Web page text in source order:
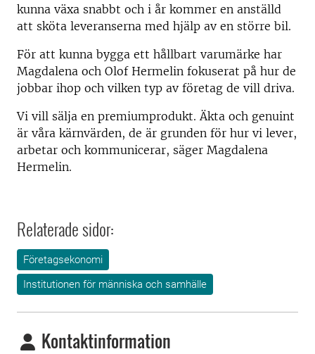
kunna växa snabbt och i år kommer en anställd
att sköta leveranserna med hjälp av en större bil.
För att kunna bygga ett hållbart varumärke har
Magdalena och Olof Hermelin fokuserat på hur de
jobbar ihop och vilken typ av företag de vill driva.
Vi vill sälja en premiumprodukt. Äkta och genuint
är våra kärnvärden, de är grunden för hur vi lever,
arbetar och kommunicerar, säger Magdalena
Hermelin.
Relaterade sidor:
Företagsekonomi
Institutionen för människa och samhälle
Kontaktinformation